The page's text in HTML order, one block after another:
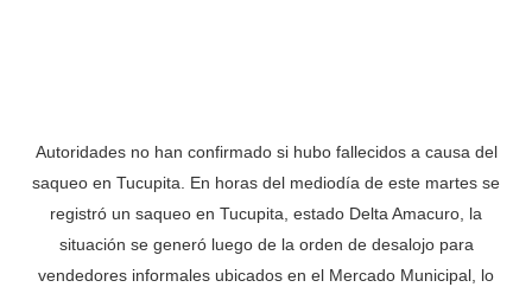
Autoridades no han confirmado si hubo fallecidos a causa del
saqueo en Tucupita. En horas del mediodía de este martes se
registró un saqueo en Tucupita, estado Delta Amacuro, la
situación se generó luego de la orden de desalojo para
vendedores informales ubicados en el Mercado Municipal, lo